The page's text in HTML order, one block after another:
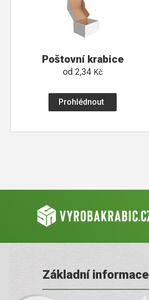
Poštovní krabice
od 2,34 Kč
Prohlédnout
Základní informace